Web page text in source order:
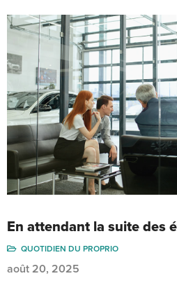
En attendant la suite des
QUOTIDIEN DU PROPRIO
août 20, 2025